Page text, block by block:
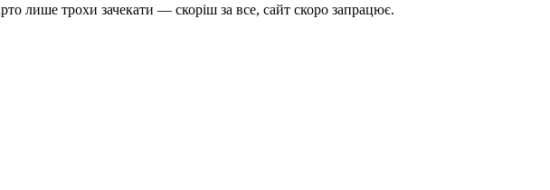
лише трохи зачекати — скоріш за все, сайт скоро запрацює.